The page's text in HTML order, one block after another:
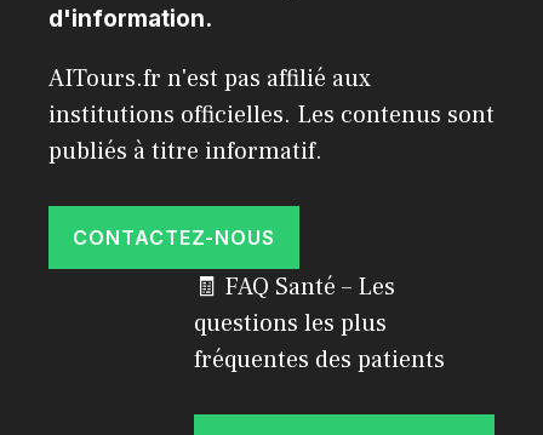
d'information.
AITours.fr n'est pas affilié aux
institutions officielles. Les contenus sont
publiés à titre informatif.
CONTACTEZ-NOUS
🧾 FAQ Santé – Les
questions les plus
fréquentes des patients